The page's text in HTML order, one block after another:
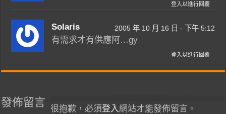
登入以進行回覆
Solaris 2005 年 10 月 16 日 - 下午 5:12
有需求才有供應阿…gy
登入以進行回覆
發佈留言
很抱歉，必須登入網站才能發佈留言。